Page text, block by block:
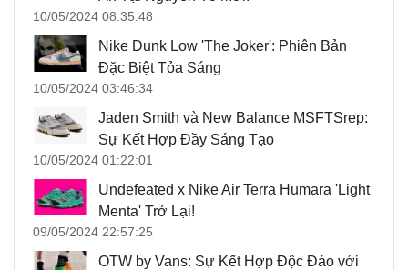
10/05/2024 08:35:48
Nike Dunk Low 'The Joker': Phiên Bản
Đặc Biệt Tỏa Sáng
10/05/2024 03:46:34
Jaden Smith và New Balance MSFTSrep:
Sự Kết Hợp Đầy Sáng Tạo
10/05/2024 01:22:01
Undefeated x Nike Air Terra Humara 'Light
Menta' Trở Lại!
09/05/2024 22:57:25
OTW by Vans: Sự Kết Hợp Độc Đáo với